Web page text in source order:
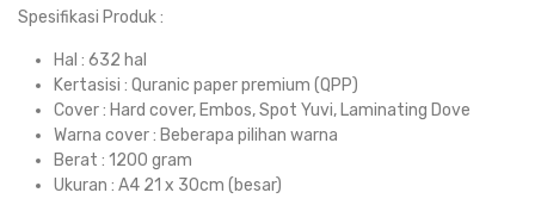
Spesifikasi Produk :
Hal : 632 hal
Kertasisi : Quranic paper premium (QPP)
Cover : Hard cover, Embos, Spot Yuvi, Laminating Dove
Warna cover : Beberapa pilihan warna
Berat : 1200 gram
Ukuran : A4 21 x 30cm (besar)